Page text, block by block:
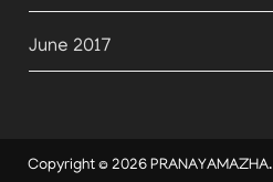
June 2017
Copyright © 2026 PRANAYAMAZHA.